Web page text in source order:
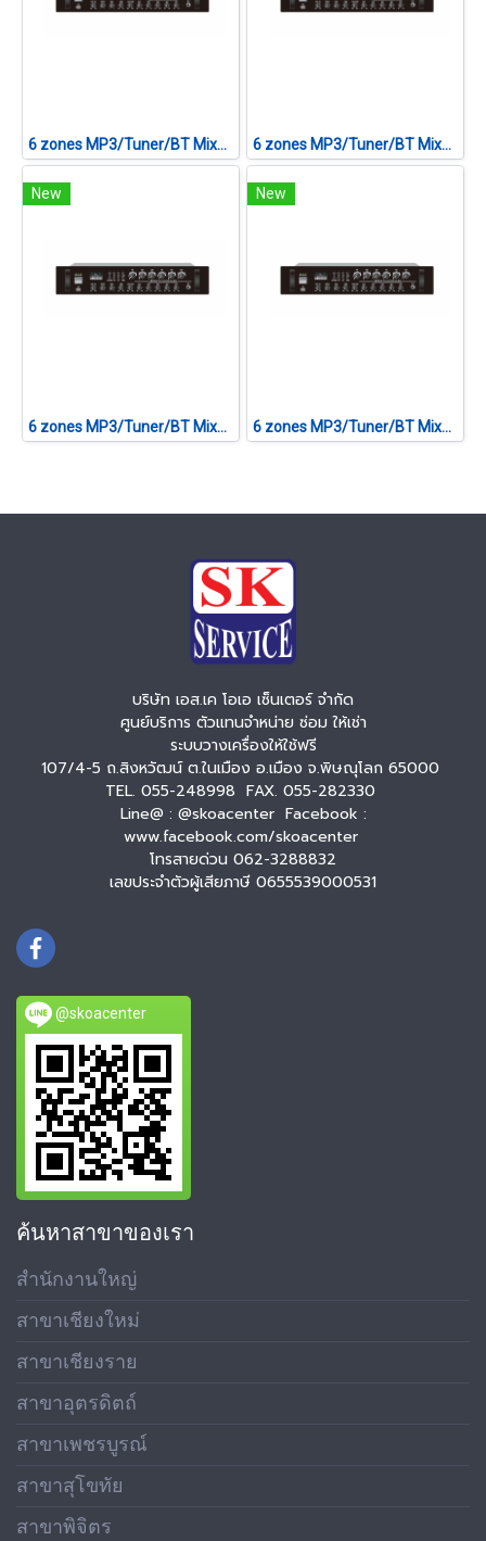
6 zones MP3/Tuner/BT Mixer Amplifier CVTA-480F II 6 zones MP3/Tuner/BT Mixer Amplifier CVTA-240F II
New
6 zones MP3/Tuner/BT Mixer Amplifier CVTA-360F II
New
6 zones MP3/Tuner/BT Mixer Amplifier CVTA-120F II
บริษัท เอส.เค โอเอ เซ็นเตอร์ จำกัด
ศูนย์บริการ ตัวแทนจำหน่าย ซ่อม ให้เช่า
ระบบวางเครื่องให้ใช้ฟรี
107/4-5 ถ.สิงหวัฒน์ ต.ในเมือง อ.เมือง จ.พิษณุโลก 65000
TEL. 055-248998 FAX. 055-282330
Line@ : @skoacenter Facebook :
www.facebook.com/skoacenter
โทรสายด่วน 062-3288832
เลขประจำตัวผู้เสียภาษี 0655539000531
@skoacenter
ค้นหาสาขาของเรา
สำนักงานใหญ่
สาขาเชียงใหม่
สาขาเชียงราย
สาขาอุตรดิตถ์
สาขาเพชรบูรณ์
สาขาสุโขทัย
สาขาพิจิตร